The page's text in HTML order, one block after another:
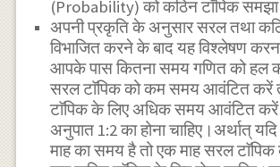
(Probability) को कठिन टॉपिक समझा
अपनी प्रकृति के अनुसार सरल तथा
विभाजित करने के बाद यह विश्लेषण
आपके पास कितना समय गणित को हल
सरल टाॅपिक को कम समय आवंटित करें
टाॅपिक के लिए अधिक समय आवंटित
अनुपात 1:2 का होना चाहिए।अर्थात्
माह का समय है तो एक माह सरल टाॅपिक